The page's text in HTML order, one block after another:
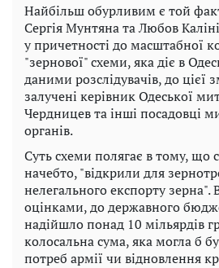
Найбільш обурливим є той
Сергія Мунтяна та Любов
у причетності до масштабної
"зернової" схеми, яка діє в
даними розслідувачів, до цієї
залучені керівник Одеської
Чердницев та інші посадовці
органів.
Суть схеми полягає в тому, що
начебто, "відкрили для
нелегального експорту зерна".
оцінками, до державного
надійшло понад 10 мільярдів
колосальна сума, яка могла б
потреб армії чи відновлення